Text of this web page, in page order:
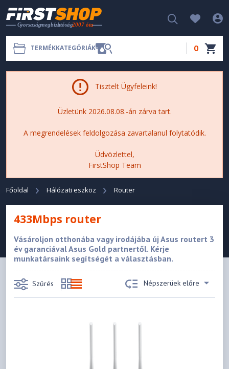
TERMÉKKATEGÓRIÁK 0
Tisztelt Ügyfeleink!
Üzletünk 2026.08.08.-án zárva tart.
A megrendelések feldolgozása zavartalanul folytatódik.
Üdvözlettel,
FirstShop Team
Főoldal Hálózati eszköz Router
433Mbps router
Vásároljon otthonába vagy irodájába új Asus routert 3
év garanciával Asus Gold partnertől. Kérje
munkatársaink segítségét a választásban.
Szűrés Népszerüek előre